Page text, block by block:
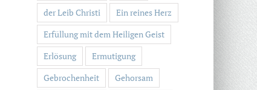
der Leib Christi
Ein reines Herz
Erfüllung mit dem Heiligen Geist
Erlösung
Ermutigung
Gebrochenheit
Gehorsam